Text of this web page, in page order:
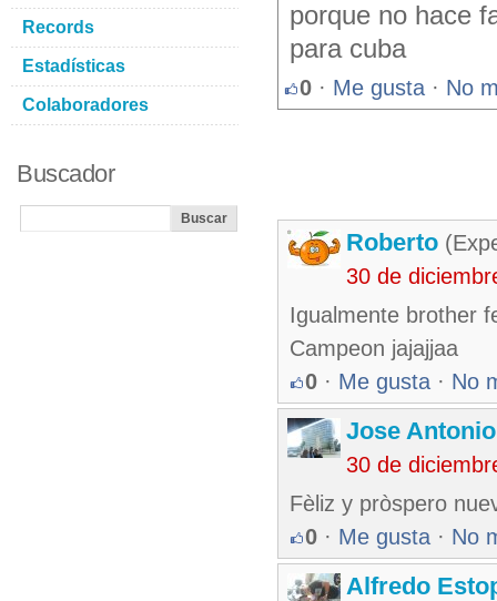
porque no hace
para cuba
0 · Me gusta · No
Roberto
30 de
Igualmente brother
Campeon jajajjaa
0 · Me gusta · No
Jose
30 de
Fèliz y pròspero
0 · Me gusta · No
Alfredo
Records
Estadísticas
Colaboradores
Buscador